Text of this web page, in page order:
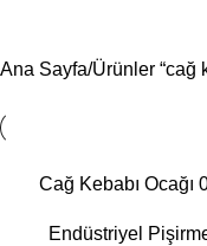
Ana Sayfa Ürünler “cağ
Cağ Kebabı Ocağı
Endüstriyel